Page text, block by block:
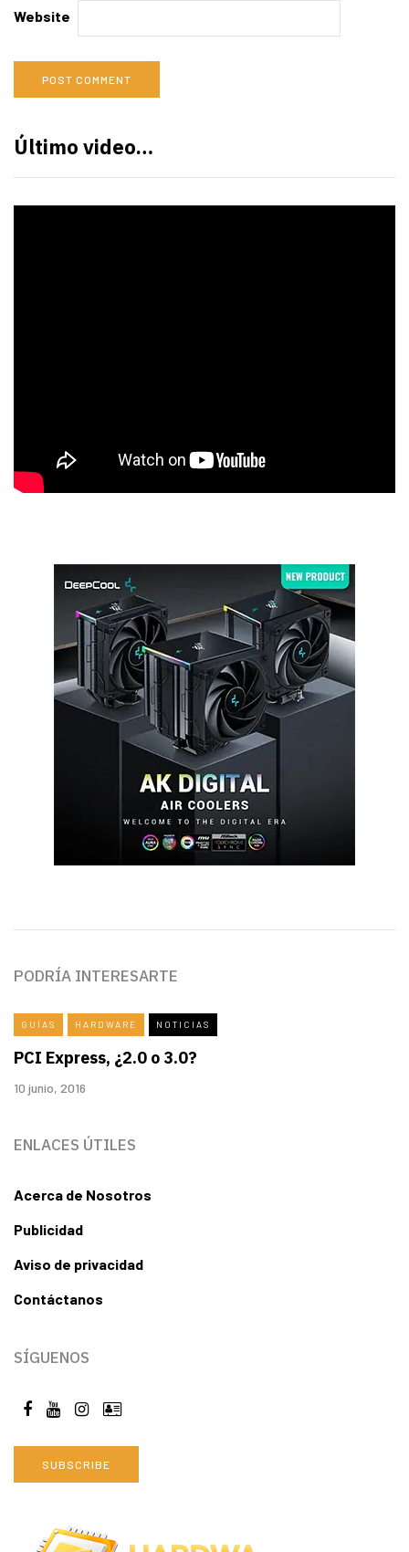
Website
Último video…
PODRÍA INTERESARTE
GUÍAS HARDWARE NOTICIAS
PCI Express, ¿2.0 o 3.0?
10 junio, 2016
ENLACES ÚTILES
Acerca de Nosotros
Publicidad
Aviso de privacidad
Contáctanos
SÍGUENOS
SUBSCRIBE